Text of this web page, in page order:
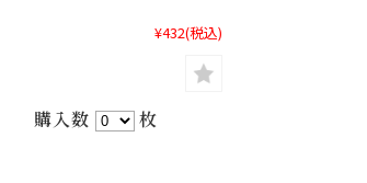
¥432(税込)
購入数 枚